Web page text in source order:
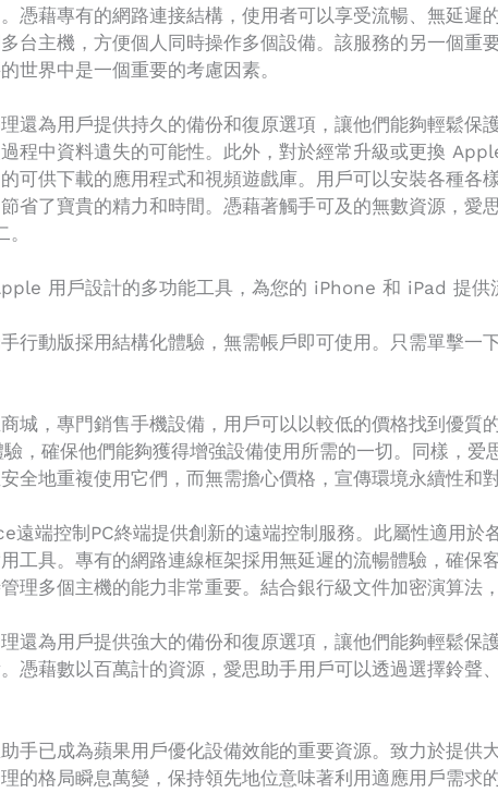
憑藉專有的網路連接結構，使用者可以享受流暢、無延
台主機，方便個人同時操作多個設備。該服務的另一個
世界中是一個重要的考慮因素。
還為用戶提供持久的備份和復原選項，讓他們能夠輕鬆
程中資料遺失的可能性。此外，對於經常升級或更換
可供下載的應用程式和視頻遊戲庫。用戶可以安裝各種各
省了寶貴的精力和時間。憑藉著觸手可及的無數資源，
用戶設計的多功能工具，為您的 iPhone 和 iPad 提供
行動版採用結構化體驗，無需帳戶即可使用。只需單擊
城，專門銷售手機設備，用戶可以以較低的價格找到優
，確保他們能夠獲得增強設備使用所需的一切。同樣，
全地重複使用它們，而無需擔心價格，宣傳環境永續性和
遠端控制PC終端提供創新的遠端控制服務。此屬性適用
工具。專有的網路連線框架採用無延遲的流暢體驗，確
理多個主機的能力非常重要。結合銀行級文件加密演算法
還為用戶提供強大的備份和復原選項，讓他們能夠輕鬆
憑藉數以百萬計的資源，愛思助手用戶可以透過選擇鈴
手已成為蘋果用戶優化設備效能的重要資源。致力於提
的格局瞬息萬變，保持領先地位意味著利用適應用戶需